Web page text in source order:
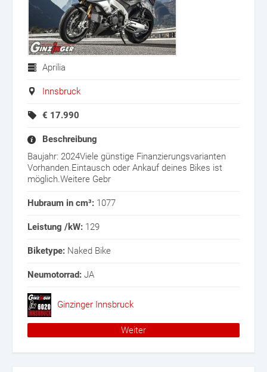
Aprilia
Innsbruck
€ 17.990
Beschreibung
Baujahr: 2024Viele günstige Finanzierungsvarianten
Vorhanden.Eintausch oder Ankauf deines Bikes ist
möglich.Weitere Gebr
Hubraum in cm³: 1077
Leistung /kW: 129
Biketype: Naked Bike
Neumotorrad: JA
Ginzinger Innsbruck
Weiter